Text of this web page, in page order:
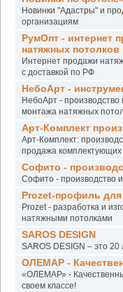
Новинки "Адастры" и
организациям
РумОпт - интернет
натяжных потолков
Интернет продажи
с доставкой по РФ
НебоАрт -
НебоАрт -
монтажа натяжных
Арт-Комплект
Арт-Комплект:
продажа комплектующих
Софито -
Софито - производство
Prozet-профиль
Prozet - разработка и
натяжными потолками
SAROS DESIGN
SAROS DESIGN – это
ОЛЕМАР -
«ОЛЕМАР» -
своем классе!